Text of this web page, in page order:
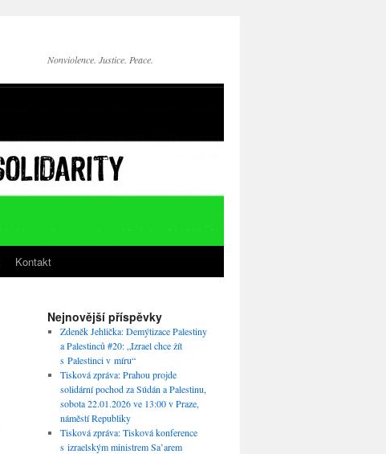
Nonviolence. Justice. Peace.
Kontakt
Nejnovější příspěvky
Zdeněk Jehlička: Demýtizace Palestiny
a Palestinců #20: „Izrael chce žít
s Palestinci v míru“
Tisková zpráva: Prahou projde
solidární pochod za Súdán a Palestinu,
sobota 22.01.2026 ve 13:00 v Praze,
náměstí Republiky
Tisková zpráva: Tisková konference
s izraelským ministrem Sa’arem